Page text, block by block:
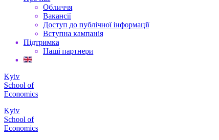
Обличчя
Вакансії
Доступ до публічної інформації
Вступна кампанія
Підтримка
Наші партнери
Kyiv
School of
Economics
Kyiv
School of
Economics